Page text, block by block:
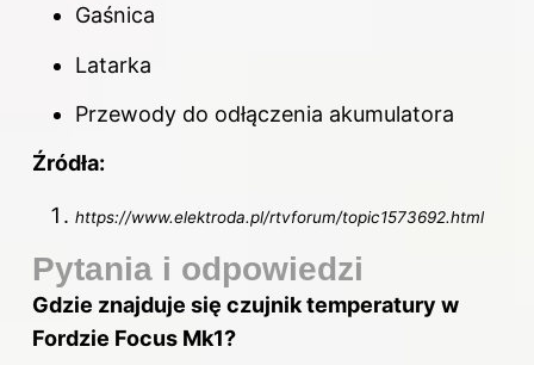
Gaśnica
Latarka
Przewody do odłączenia akumulatora
Źródła:
https://www.elektroda.pl/rtvforum/topic1573692.html
Pytania i odpowiedzi
Gdzie znajduje się czujnik temperatury w
Fordzie Focus Mk1?